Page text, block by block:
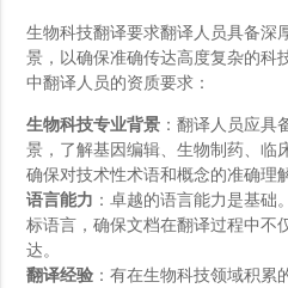
生物科技翻译要求翻译人员具备深
景，以确保准确传达高度复杂的科
中翻译人员的资质要求：
生物科技专业背景 ：翻译人员应具
景，了解基因编辑、生物制药、临
确保对技术性术语和概念的准确理
语言能力 ：卓越的语言能力是基础
标语言，确保文档在翻译过程中不
达。
翻译经验 ：有在生物科技领域积累